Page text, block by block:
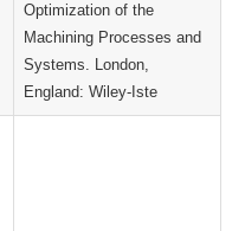
Optimization of the
Machining Processes and
Systems. London,
England: Wiley-Iste